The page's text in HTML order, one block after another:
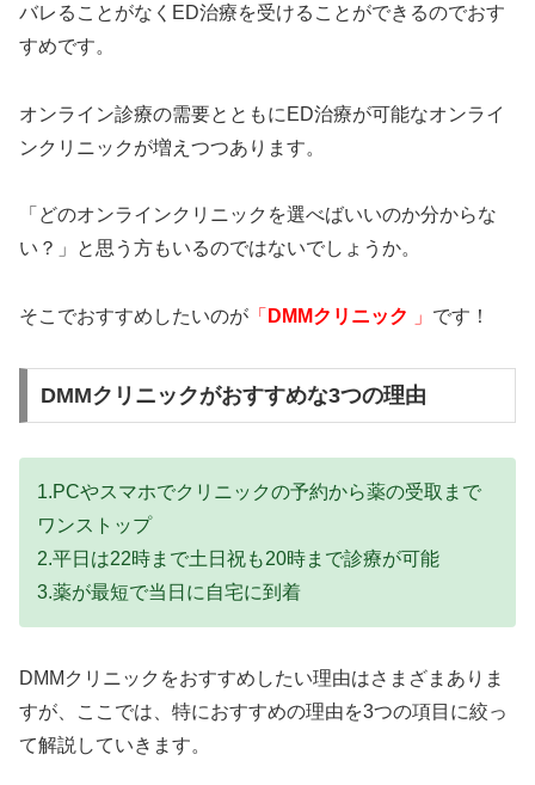
バレることがなくED治療を受けることができるのでおす
すめです。
オンライン診療の需要とともにED治療が可能なオンライ
ンクリニックが増えつつあります。
「どのオンラインクリニックを選べばいいのか分からな
い？」と思う方もいるのではないでしょうか。
そこでおすすめしたいのが 「 DMMクリニック 」 です！
DMMクリニックがおすすめな3つの理由
1.PCやスマホでクリニックの予約から薬の受取まで
ワンストップ
2.平日は22時まで土日祝も20時まで診療が可能
3.薬が最短で当日に自宅に到着
DMMクリニックをおすすめしたい理由はさまざまありま
すが、ここでは、特におすすめの理由を3つの項目に絞っ
て解説していきます。